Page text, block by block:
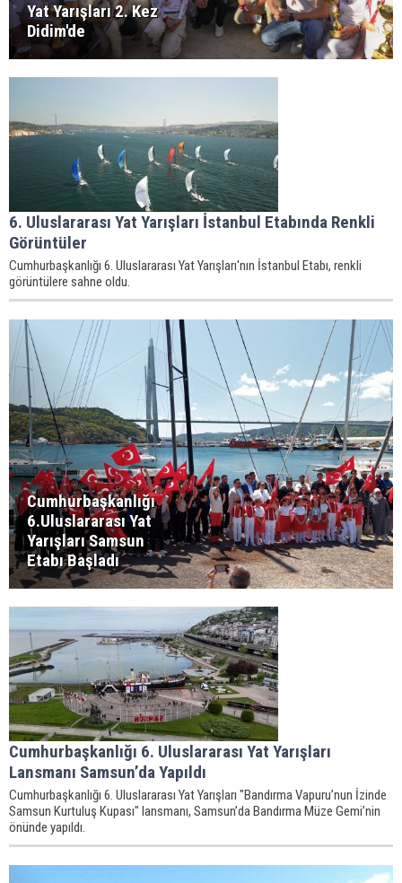
Yat Yarışları 2. Kez
Didim'de
6. Uluslararası Yat Yarışları İstanbul Etabında Renkli
Görüntüler
Cumhurbaşkanlığı 6. Uluslararası Yat Yarışları'nın İstanbul Etabı, renkli
görüntülere sahne oldu.
Cumhurbaşkanlığı
6.Uluslararası Yat
Yarışları Samsun
Etabı Başladı
Cumhurbaşkanlığı 6. Uluslararası Yat Yarışları
Lansmanı Samsun’da Yapıldı
Cumhurbaşkanlığı 6. Uluslararası Yat Yarışları "Bandırma Vapuru’nun İzinde
Samsun Kurtuluş Kupası" lansmanı, Samsun’da Bandırma Müze Gemi’nin
önünde yapıldı.